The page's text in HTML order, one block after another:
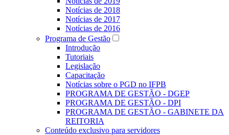
Notícias de 2018
Notícias de 2017
Notícias de 2016
Programa de Gestão
Introdução
Tutoriais
Legislação
Capacitação
Notícias sobre o PGD no IFPB
PROGRAMA DE GESTÃO - DGEP
PROGRAMA DE GESTÃO - DPI
PROGRAMA DE GESTÃO - GABINETE DA
REITORIA
Conteúdo exclusivo para servidores